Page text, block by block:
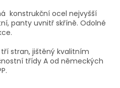
konstrukční ocel nejvyšší
panty uvnitř skříně. Odolné
stran, jištěný kvalitním
třídy A od německých